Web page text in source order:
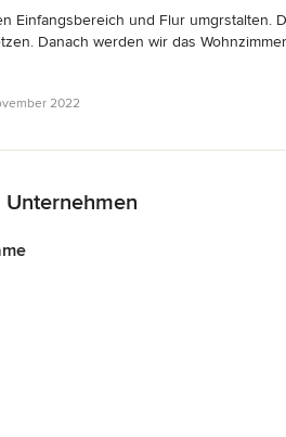
wieder buchen. Sie ist ein
Einfangsbereich und Flur
Danach werden wir das
2022